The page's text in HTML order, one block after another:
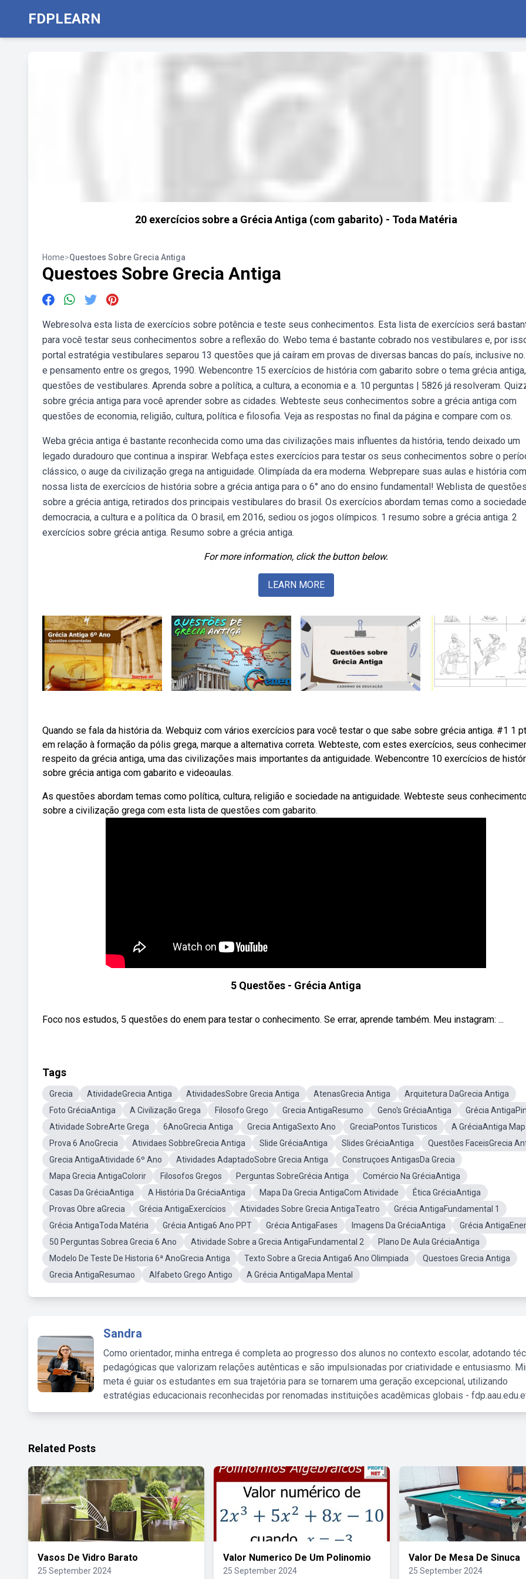
FDPLEARN
20 exercícios sobre a Grécia Antiga (com gabarito) - Toda Matéria
Home>Questoes Sobre Grecia Antiga
Questoes Sobre Grecia Antiga
Webresolva esta lista de exercícios sobre potência e teste seus conhecimentos. Esta lista de exercícios será
para você testar seus conhecimentos sobre a reflexão do. Webo tema é bastante cobrado nos vestibulares e, por
portal estratégia vestibulares separou 13 questões que já caíram em provas de diversas bancas do país, inclusive
e pensamento entre os gregos, 1990. Webencontre 15 exercícios de história com gabarito sobre o tema grécia
questões de vestibulares. Aprenda sobre a política, a cultura, a economia e a. 10 perguntas | 5826 já resolveram.
sobre grécia antiga para você aprender sobre as cidades. Webteste seus conhecimentos sobre a grécia antiga com
questões de economia, religião, cultura, política e filosofia. Veja as respostas no final da página e compare com os.
Weba grécia antiga é bastante reconhecida como uma das civilizações mais influentes da história, tendo deixado um
legado duradouro que continua a inspirar. Webfaça estes exercícios para testar os seus conhecimentos sobre o
clássico, o auge da civilização grega na antiguidade. Olimpíada da era moderna. Webprepare suas aulas e história com
nossa lista de exercícios de história sobre a grécia antiga para o 6° ano do ensino fundamental! Weblista de
sobre a grécia antiga, retirados dos principais vestibulares do brasil. Os exercícios abordam temas como a
democracia, a cultura e a política da. O brasil, em 2016, sediou os jogos olímpicos. 1 resumo sobre a grécia antiga. 2
exercícios sobre grécia antiga. Resumo sobre a grécia antiga.
For more information, click the button below.
LEARN MORE
Quando se fala da história da. Webquiz com vários exercícios para você testar o que sabe sobre grécia antiga. #1 1
em relação à formação da pólis grega, marque a alternativa correta. Webteste, com estes exercícios, seus
respeito da grécia antiga, uma das civilizações mais importantes da antiguidade. Webencontre 10 exercícios de
sobre grécia antiga com gabarito e videoaulas.
As questões abordam temas como política, cultura, religião e sociedade na antiguidade. Webteste seus
sobre a civilização grega com esta lista de questões com gabarito.
5 Questões - Grécia Antiga
Foco nos estudos, 5 questões do enem para testar o conhecimento. Se errar, aprende também. Meu instagram: ...
Tags
Grecia AtividadeGrecia Antiga AtividadesSobre Grecia Antiga AtenasGrecia Antiga
Arquitetura DaGrecia Antiga
Foto GréciaAntiga
A Civilização Grega Filosofo Grego Grecia AntigaResumo Geno's GréciaAntiga
Grécia
Atividade SobreArte Grega
6AnoGrecia Antiga Grecia AntigaSexto Ano GreciaPontos Turisticos
A GréciaAntiga
Prova 6 AnoGrecia
Atividaes SobbreGrecia Antiga Slide GréciaAntiga Slides GréciaAntiga
Questões FaceisGrecia
Grecia AntigaAtividade 6º Ano
Atividades AdaptadoSobre Grecia Antiga
Construçoes AntigasDa Grecia
Mapa Grecia AntigaColorir
Filosofos Gregos Perguntas SobreGrécia Antiga
Comércio Na GréciaAntiga
Casas Da GréciaAntiga
A História Da GréciaAntiga Mapa Da Grecia AntigaCom Atividade
Ética GréciaAntiga
Provas Obre aGrecia
Grécia AntigaExercícios Atividades Sobre Grecia AntigaTeatro
Grécia AntigaFundamental 1
Grécia AntigaToda Matéria
Grécia Antiga6 Ano PPT Grécia AntigaFases Imagens Da GréciaAntiga
Grécia
50 Perguntas Sobrea Grecia 6 Ano
Atividade Sobre a Grecia AntigaFundamental 2
Plano De Aula GréciaAntiga
Modelo De Teste De Historia 6ª AnoGrecia Antiga
Texto Sobre a Grecia Antiga6 Ano Olimpiada
Questoes Grecia Antiga
Grecia AntigaResumao
Alfabeto Grego Antigo A Grécia AntigaMapa Mental
Sandra
Como orientador, minha entrega é completa ao progresso dos alunos no contexto escolar, adotando
pedagógicas que valorizam relações autênticas e são impulsionadas por criatividade e entusiasmo.
meta é guiar os estudantes em sua trajetória para se tornarem uma geração excepcional, utilizando
estratégias educacionais reconhecidas por renomadas instituições acadêmicas globais -
Related Posts
Vasos De Vidro Barato
25 September 2024
Valor Numerico De Um Polinomio
25 September 2024
Valor De Mesa De Sinuca
25 September 2024